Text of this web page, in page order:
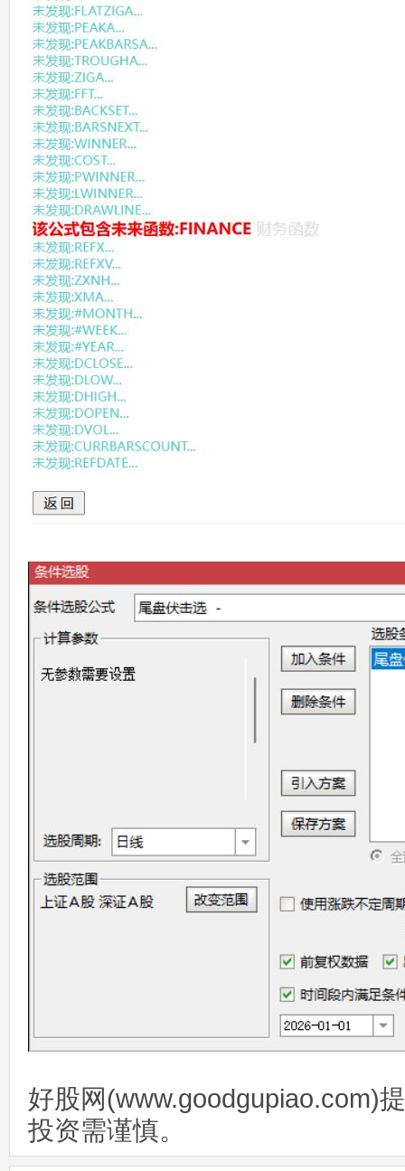
好股网(www.goodgupiao.com)
投资需谨慎。